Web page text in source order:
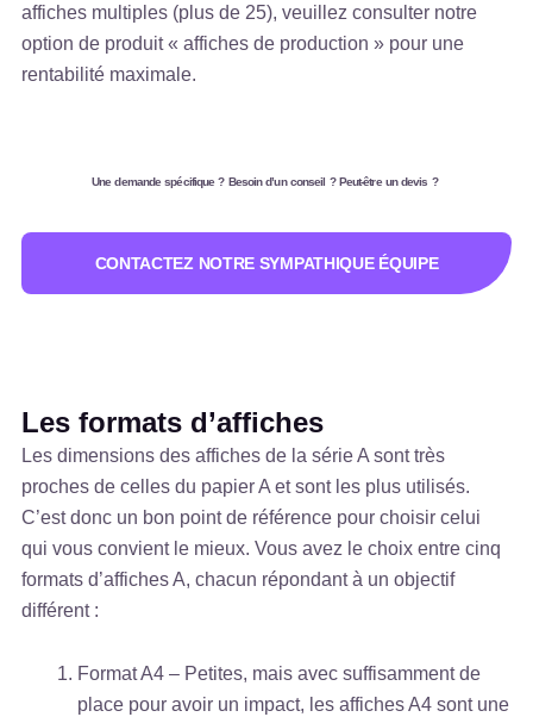
affiches multiples (plus de 25), veuillez consulter notre
option de produit « affiches de production » pour une
rentabilité maximale.
Une demande spécifique ? Besoin d’un conseil ? Peut-être un devis ?
CONTACTEZ NOTRE SYMPATHIQUE ÉQUIPE
Les formats d’affiches
Les dimensions des affiches de la série A sont très
proches de celles du papier A et sont les plus utilisés.
C’est donc un bon point de référence pour choisir celui
qui vous convient le mieux. Vous avez le choix entre cinq
formats d’affiches A, chacun répondant à un objectif
différent :
Format A4 – Petites, mais avec suffisamment de
place pour avoir un impact, les affiches A4 sont une